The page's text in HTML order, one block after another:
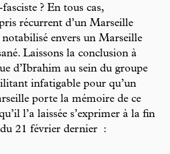
? En tous cas,
récurrent d’un Marseille
envers un Marseille
Laissons la conclusion à
d’Ibrahim au sein du groupe
infatigable pour qu’un
porte la mémoire de ce
l’a laissée s’exprimer à la fin
21 février dernier :